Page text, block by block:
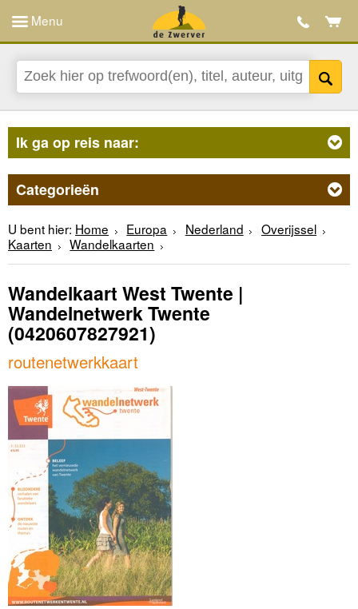
Menu
Ik ga op reis naar:
Categorieën
U bent hier: Home Europa Nederland
Overijssel
Kaarten
Wandelkaarten
Wandelkaart West Twente |
Wandelnetwerk Twente
(0420607827921)
routenetwerkkaart